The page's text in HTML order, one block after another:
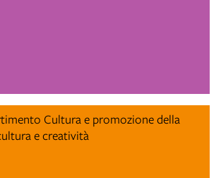
Cultura e promozione della
e creatività